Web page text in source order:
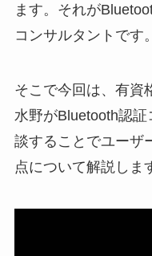
ます。それが
コンサルタントです。
そこで今回は、有資
水野がBluetooth認
談することでユーザ
点について解説しま